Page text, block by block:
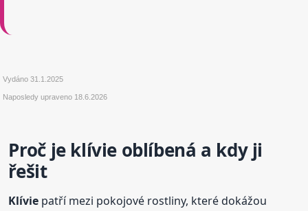
Vydáno31.1.2025
Naposledy upraveno 18.6.2026
Proč je klívie oblíbená a kdy ji
řešit
Klívie patří mezi pokojové rostliny, které dokážou